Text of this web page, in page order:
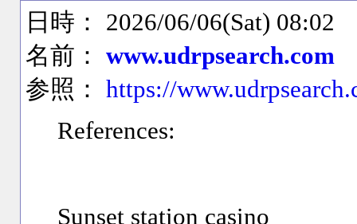
日時： 2026/06/06(Sat) 08:02
名前：www.udrpsearch.com
参照：https://
References:
Sunset station casino